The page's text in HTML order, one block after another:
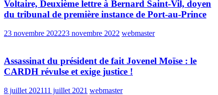
Voltaire, Deuxième lettre à Bernard Saint-Vil, doyen
du tribunal de première instance de Port-au-Prince
23 novembre 202223 novembre 2022 webmaster
Assassinat du président de fait Jovenel Moïse : le
CARDH révulse et exige justice !
8 juillet 202111 juillet 2021 webmaster